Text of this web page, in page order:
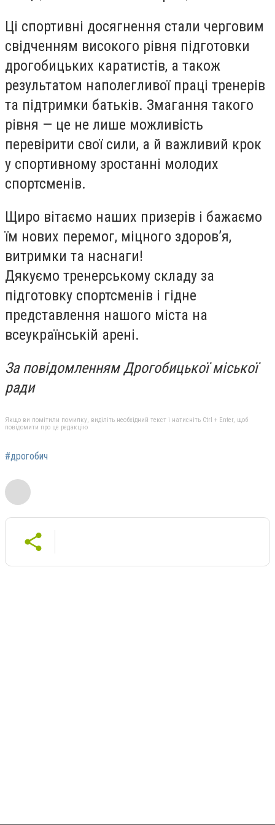
Ці спортивні досягнення стали черговим
свідченням високого рівня підготовки
дрогобицьких каратистів, а також
результатом наполегливої праці тренерів
та підтримки батьків. Змагання такого
рівня — це не лише можливість
перевірити свої сили, а й важливий крок
у спортивному зростанні молодих
спортсменів.
Щиро вітаємо наших призерів і бажаємо
їм нових перемог, міцного здоров’я,
витримки та наснаги!
Дякуємо тренерському складу за
підготовку спортсменів і гідне
представлення нашого міста на
всеукраїнській арені.
За повідомленням Дрогобицької міської
ради
Якщо ви помітили помилку, виділіть необхідний текст і натисніть Ctrl + Enter, щоб
повідомити про це редакцію
#дрогобич